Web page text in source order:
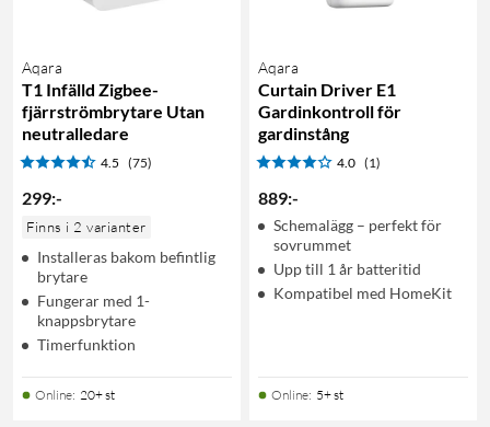
Aqara
T1 Infälld Zigbee-
fjärrströmbrytare Utan
neutralledare
4.5 (75)
299:-
Finns i 2 varianter
Installeras bakom befintlig
brytare
Fungerar med 1-
knappsbrytare
Timerfunktion
Online: 20+ st
Aqara
Curtain Driver E1
Gardinkontroll för
gardinstång
4.0 (1)
889:-
Schemalägg – perfekt för
sovrummet
Upp till 1 år batteritid
Kompatibel med HomeKit
Online: 5+ st